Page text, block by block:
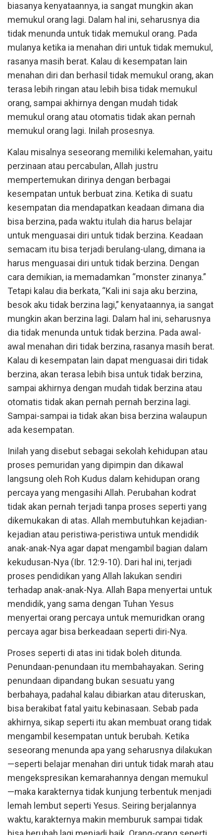
biasanya kenyataannya, ia sangat mungkin akan
memukul orang lagi. Dalam hal ini, seharusnya dia
tidak menunda untuk tidak memukul orang. Pada
mulanya ketika ia menahan diri untuk tidak memukul,
rasanya masih berat. Kalau di kesempatan lain
menahan diri dan berhasil tidak memukul orang, akan
terasa lebih ringan atau lebih bisa tidak memukul
orang, sampai akhirnya dengan mudah tidak
memukul orang atau otomatis tidak akan pernah
memukul orang lagi. Inilah prosesnya.
Kalau misalnya seseorang memiliki kelemahan, yaitu
perzinaan atau percabulan, Allah justru
mempertemukan dirinya dengan berbagai
kesempatan untuk berbuat zina. Ketika di suatu
kesempatan dia mendapatkan keadaan dimana dia
bisa berzina, pada waktu itulah dia harus belajar
untuk menguasai diri untuk tidak berzina. Keadaan
semacam itu bisa terjadi berulang-ulang, dimana ia
harus menguasai diri untuk tidak berzina. Dengan
cara demikian, ia memadamkan “monster zinanya.”
Tetapi kalau dia berkata, “Kali ini saja aku berzina,
besok aku tidak berzina lagi,” kenyataannya, ia sangat
mungkin akan berzina lagi. Dalam hal ini, seharusnya
dia tidak menunda untuk tidak berzina. Pada awal-
awal menahan diri tidak berzina, rasanya masih berat.
Kalau di kesempatan lain dapat menguasai diri tidak
berzina, akan terasa lebih bisa untuk tidak berzina,
sampai akhirnya dengan mudah tidak berzina atau
otomatis tidak akan pernah pernah berzina lagi.
Sampai-sampai ia tidak akan bisa berzina walaupun
ada kesempatan.
Inilah yang disebut sebagai sekolah kehidupan atau
proses pemuridan yang dipimpin dan dikawal
langsung oleh Roh Kudus dalam kehidupan orang
percaya yang mengasihi Allah. Perubahan kodrat
tidak akan pernah terjadi tanpa proses seperti yang
dikemukakan di atas. Allah membutuhkan kejadian-
kejadian atau peristiwa-peristiwa untuk mendidik
anak-anak-Nya agar dapat mengambil bagian dalam
kekudusan-Nya (Ibr. 12:9-10). Dari hal ini, terjadi
proses pendidikan yang Allah lakukan sendiri
terhadap anak-anak-Nya. Allah Bapa menyertai untuk
mendidik, yang sama dengan Tuhan Yesus
menyertai orang percaya untuk memuridkan orang
percaya agar bisa berkeadaan seperti diri-Nya.
Proses seperti di atas ini tidak boleh ditunda.
Penundaan-penundaan itu membahayakan. Sering
penundaan dipandang bukan sesuatu yang
berbahaya, padahal kalau dibiarkan atau diteruskan,
bisa berakibat fatal yaitu kebinasaan. Sebab pada
akhirnya, sikap seperti itu akan membuat orang tidak
mengambil kesempatan untuk berubah. Ketika
seseorang menunda apa yang seharusnya dilakukan
—seperti belajar menahan diri untuk tidak marah atau
mengekspresikan kemarahannya dengan memukul
—maka karakternya tidak kunjung terbentuk menjadi
lemah lembut seperti Yesus. Seiring berjalannya
waktu, karakternya makin memburuk sampai tidak